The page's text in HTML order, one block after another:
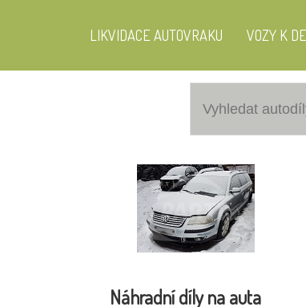
LIKVIDACE AUTOVRAKU VOZY K
Náhradní díly na auta